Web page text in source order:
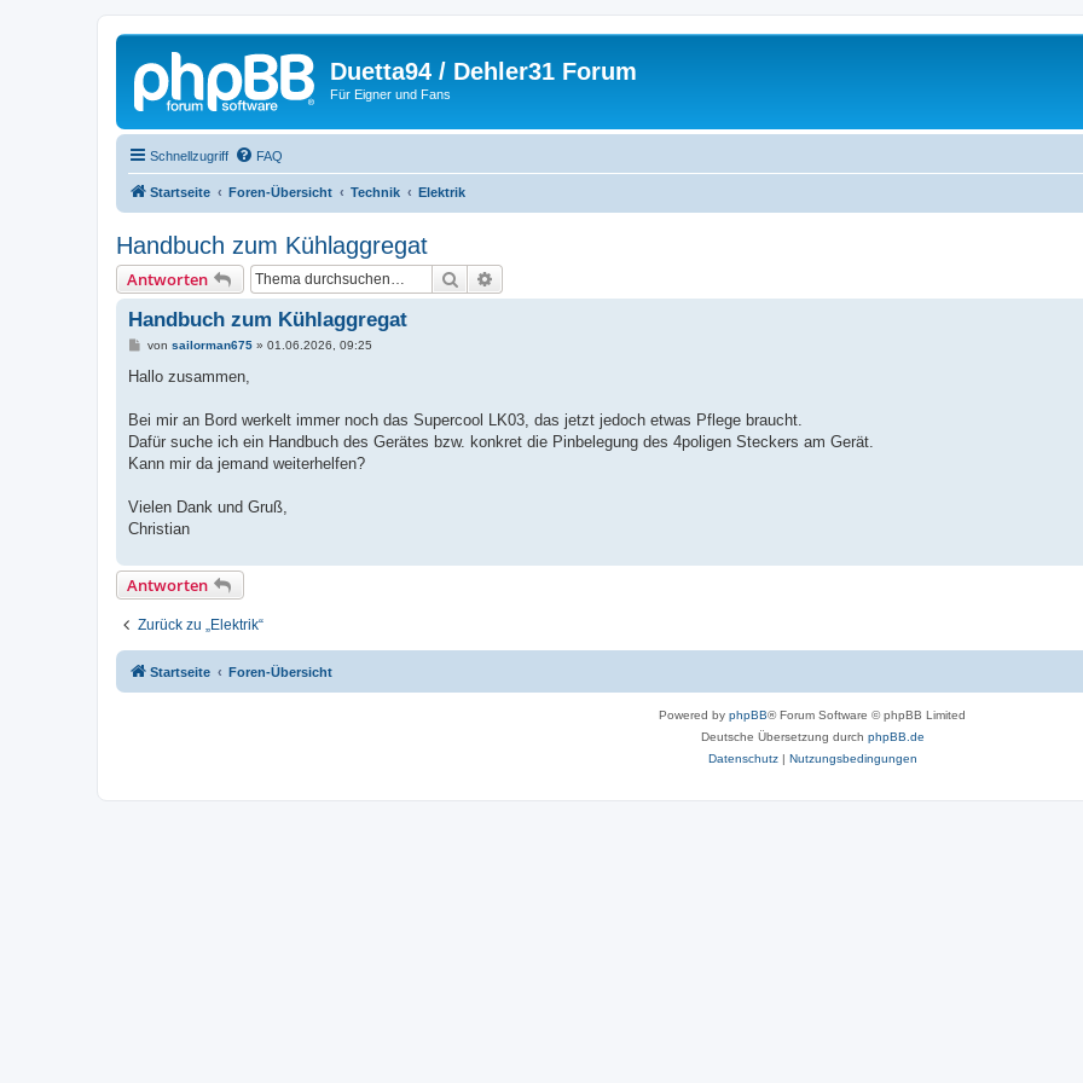
Duetta94 / Dehler31 Forum
Für Eigner und Fans
Schnellzugriff FAQ
Startseite Foren-Übersicht Technik Elektrik
Handbuch zum Kühlaggregat
Antworten Suche
Handbuch zum Kühlaggregat
B
i
a
von sailorman675» 01.06.2026, 09:25
Hallo zusammen,
Bei mir an Bord werkelt immer noch das Supercool LK03, das jetzt jedoch etwas Pflege braucht.
Dafür suche ich ein Handbuch des Gerätes bzw. konkret die Pinbelegung des 4poligen Steckers am Gerät.
Kann mir da jemand weiterhelfen?
Vielen Dank und Gruß,
Christian
Antworten
Zurück zu „Elektrik“
Startseite Foren-Übersicht
Powered by phpBB® Forum Software © phpBB Limited
Deutsche Übersetzung durch phpBB.de
Datenschutz| Nutzungsbedingungen